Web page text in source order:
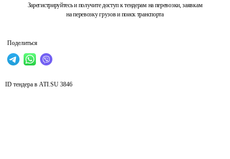
Зарегистрируйтесь и получите доступ к тендерам на перевозки, заявкам
на перевозку грузов и поиск транспорта
Поделиться
ID тендера в ATI.SU 3846